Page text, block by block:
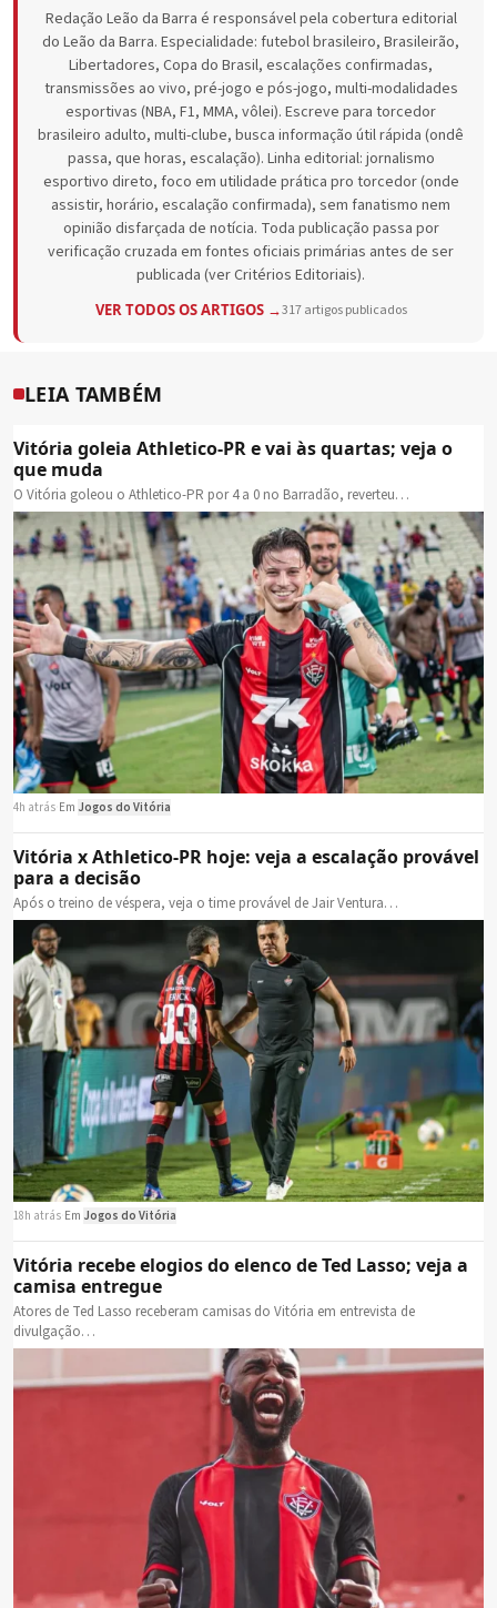
Redação Leão da Barra é responsável pela cobertura editorial
do Leão da Barra. Especialidade: futebol brasileiro, Brasileirão,
Libertadores, Copa do Brasil, escalações confirmadas,
transmissões ao vivo, pré-jogo e pós-jogo, multi-modalidades
esportivas (NBA, F1, MMA, vôlei). Escreve para torcedor
brasileiro adulto, multi-clube, busca informação útil rápida (ondê
passa, que horas, escalação). Linha editorial: jornalismo
esportivo direto, foco em utilidade prática pro torcedor (onde
assistir, horário, escalação confirmada), sem fanatismo nem
opinião disfarçada de notícia. Toda publicação passa por
verificação cruzada em fontes oficiais primárias antes de ser
publicada (ver Critérios Editoriais).
VER TODOS OS ARTIGOS →317 artigos publicados
LEIA TAMBÉM
Vitória goleia Athletico-PR e vai às quartas; veja o
que muda
O Vitória goleou o Athletico-PR por 4 a 0 no Barradão, reverteu…
4h atrás Em Jogos do Vitória
Vitória x Athletico-PR hoje: veja a escalação provável
para a decisão
Após o treino de véspera, veja o time provável de Jair Ventura…
18h atrás Em Jogos do Vitória
Vitória recebe elogios do elenco de Ted Lasso; veja a
camisa entregue
Atores de Ted Lasso receberam camisas do Vitória em entrevista de
divulgação…